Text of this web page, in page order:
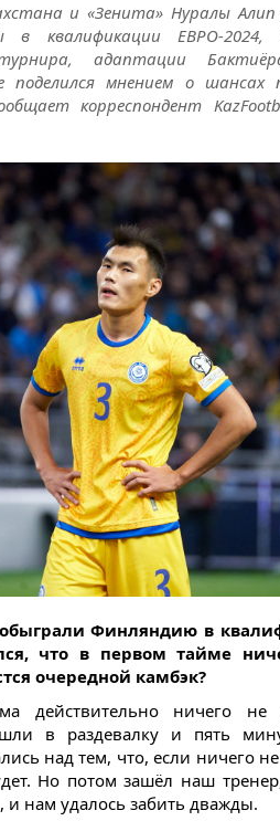
и «Зенита» Нуралы Алип
в квалификации ЕВРО-
адаптации
мнением о шансах
корреспондент
Финляндию в
что в первом тайме
очередной камбэк?
действительно ничего не
в раздевалку и пять
над тем, что, если ничего
Но потом зашёл наш
и нам удалось забить дважды.